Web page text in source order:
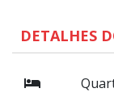
DETALHES